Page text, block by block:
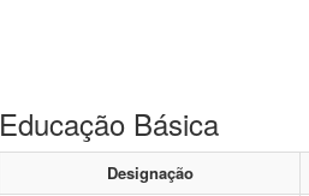
Educação Básica
Designação